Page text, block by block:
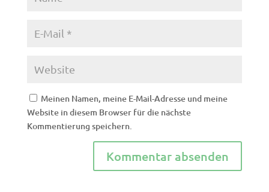
Meinen Namen, meine E-Mail-Adresse und meine
Website in diesem Browser für die nächste
Kommentierung speichern.